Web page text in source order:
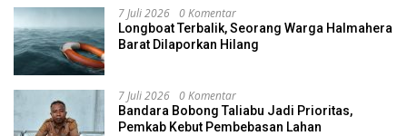
7 Juli 2026 0 Komentar
Longboat Terbalik, Seorang Warga Halmahera
Barat Dilaporkan Hilang
7 Juli 2026 0 Komentar
Bandara Bobong Taliabu Jadi Prioritas,
Pemkab Kebut Pembebasan Lahan